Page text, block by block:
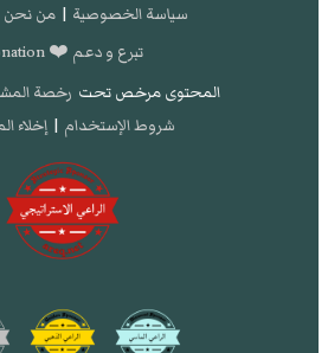
سياسة الخصوصية | من نحن
تبرع و دعم ❤️ donation
المحتوى مرخص تحت رخصة المشاع
شروط الإستخدام | إخلاء